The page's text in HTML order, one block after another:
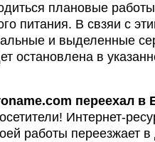
плановые
питания. В свзяи с
и выделенные
остановлена в
переехал в
Интернет-
работы переезжает в